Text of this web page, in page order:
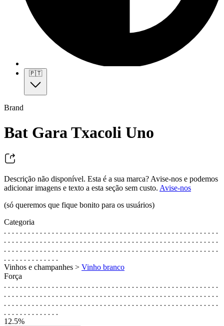
🇵🇹
Brand
Bat Gara Txacoli Uno
Descrição não disponível. Esta é a sua marca? Avise-nos e podemos
adicionar imagens e texto a esta seção sem custo. Avise-nos
(só queremos que fique bonito para os usuários)
Categoria
. . . . . . . . . . . . . . . . . . . . . . . . . . . . . . . . . . . . . . . . . . . . . . . . . . . . . .
. . . . . . . . . . . . . . . . . . . . . . . . . . . . . . . . . . . . . . . . . . . . . . . . . . . . . .
. . . . . . . . . . . . . . . . . . . . . . . . . . . . . . . . . . . . . . . . . . . . . . . . . . . . . .
. . . . . . . . . . . . . .
Vinhos e champanhes > Vinho branco
Força
. . . . . . . . . . . . . . . . . . . . . . . . . . . . . . . . . . . . . . . . . . . . . . . . . . . . . .
. . . . . . . . . . . . . . . . . . . . . . . . . . . . . . . . . . . . . . . . . . . . . . . . . . . . . .
. . . . . . . . . . . . . . . . . . . . . . . . . . . . . . . . . . . . . . . . . . . . . . . . . . . . . .
. . . . . . . . . . . . . .
12.5%